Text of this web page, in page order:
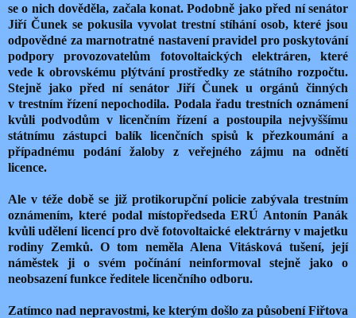
se o nich dověděla, začala konat. Podobně jako před ní senátor
Jiří Čunek se pokusila vyvolat trestní stíhání osob, které jsou
odpovědné za marnotratné nastavení pravidel pro poskytování
podpory provozovatelům fotovoltaických elektráren, které
vede k obrovskému plýtvání prostředky ze státního rozpočtu.
Stejně jako před ní senátor Jiří Čunek u orgánů činných
v trestním řízení nepochodila. Podala řadu trestních oznámení
kvůli podvodům v licenčním řízení a postoupila nejvyššímu
státnímu zástupci balík licenčních spisů k přezkoumání a
případnému podání žaloby z veřejného zájmu na odnětí
licence.
Ale v téže době se již protikorupční policie zabývala trestním
oznámením, které podal místopředseda ERÚ Antonín Panák
kvůli udělení licencí pro dvě fotovoltaické elektrárny v majetku
rodiny Zemků. O tom neměla Alena Vitásková tušení, její
náměstek ji o svém počínání neinformoval stejně jako o
neobsazení funkce ředitele licenčního odboru.
Zatímco nad nepravostmi, ke kterým došlo za působení Fiřtova